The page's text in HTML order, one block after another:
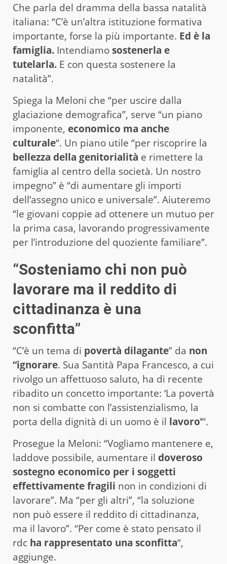
Che parla del dramma della bassa natalità
italiana: “C’è un’altra istituzione formativa
importante, forse la più importante. Ed è la
famiglia. Intendiamo sostenerla e
tutelarla. E con questa sostenere la
natalità”.
Spiega la Meloni che “per uscire dalla
glaciazione demografica”, serve “un piano
imponente, economico ma anche
culturale“. Un piano utile “per riscoprire la
bellezza della genitorialità e rimettere la
famiglia al centro della società. Un nostro
impegno” è “di aumentare gli importi
dell’assegno unico e universale”. Aiuteremo
“le giovani coppie ad ottenere un mutuo per
la prima casa, lavorando progressivamente
per l’introduzione del quoziente familiare”.
“Sosteniamo chi non può
lavorare ma il reddito di
cittadinanza è una
sconfitta”
“C’è un tema di povertà dilagante” da non
“ignorare. Sua Santità Papa Francesco, a cui
rivolgo un affettuoso saluto, ha di recente
ribadito un concetto importante: ‘La povertà
non si combatte con l’assistenzialismo, la
porta della dignità di un uomo è il lavoro’“.
Prosegue la Meloni: “Vogliamo mantenere e,
laddove possibile, aumentare il doveroso
sostegno economico per i soggetti
effettivamente fragili non in condizioni di
lavorare”. Ma “per gli altri”, “la soluzione
non può essere il reddito di cittadinanza,
ma il lavoro”. “Per come è stato pensato il
rdc ha rappresentato una sconfitta“,
aggiunge.